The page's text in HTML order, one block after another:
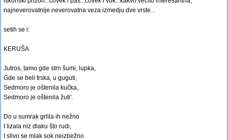
najneverovatnije neverovatna veza izmedju dve vrste...
setih se i:
KERUŠA
Jutros, tamo gde strn šumi, lupka,
Gde se beli trska, u guguti,
Sedmoro je oštenila kučka,
Sedmoro je oštenila žuti'.
Do u sumrak grlila ih nežno
I lizala niz dlaku što rudi,
I slivo se mlak sok neizbežno